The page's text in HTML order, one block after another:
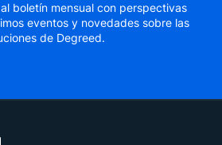
boletín mensual con perspectivas
eventos y novedades sobre las
de Degreed.